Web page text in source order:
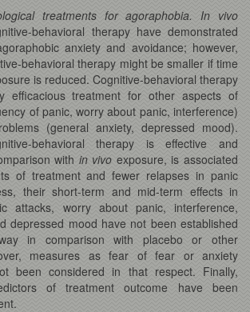
treatments for agoraphobia. In vivo
behavioral therapy have demonstrated
anxiety and avoidance; however,
behavioral therapy might be smaller if time
is reduced. Cognitive-behavioral therapy
efficacious treatment for other aspects of
of panic, worry about panic, interference)
(general anxiety, depressed mood).
behavioral therapy is effective and
with in vivo exposure, is associated
of treatment and fewer relapses in panic
their short-term and mid-term effects in
attacks, worry about panic, interference,
depressed mood have not been established
in comparison with placebo or other
measures as fear of fear or anxiety
been considered in that respect. Finally,
of treatment outcome have been